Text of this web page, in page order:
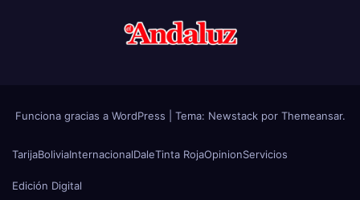
Funciona gracias a WordPress Tema: Newstackpor Themeansar.
TarijaBoliviaInternacionalDaleTinta RojaOpinionServicios
Edición Digital